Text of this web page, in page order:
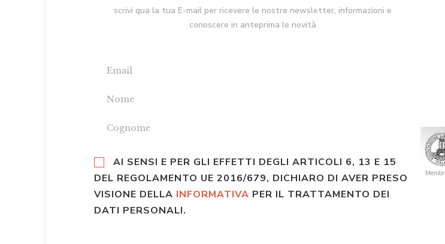
scrivi qua la tua E-mail per ricevere le nostre newsletter, informazioni e
conoscere in anteprima le novità
AI SENSI E PER GLI EFFETTI DEGLI ARTICOLI 6, 13 E 15
DEL REGOLAMENTO UE 2016/679, DICHIARO DI AVER PRESO
VISIONE DELLA INFORMATIVA PER IL TRATTAMENTO DEI
DATI PERSONALI.